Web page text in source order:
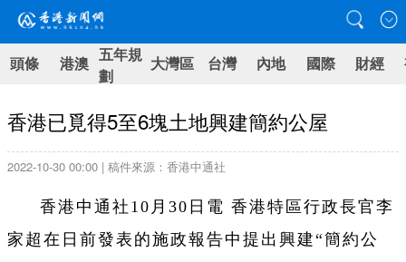
頭條 港澳 五年規
劃
大灣區 台灣 內地 國際 財經
香港已覓得5至6塊土地興建簡約公屋
2022-10-30 00:00 | 稿件來源：香港中通社
香港中通社10月30日電 香港特區行政長官李
家超在日前發表的施政報告中提出興建“簡約公